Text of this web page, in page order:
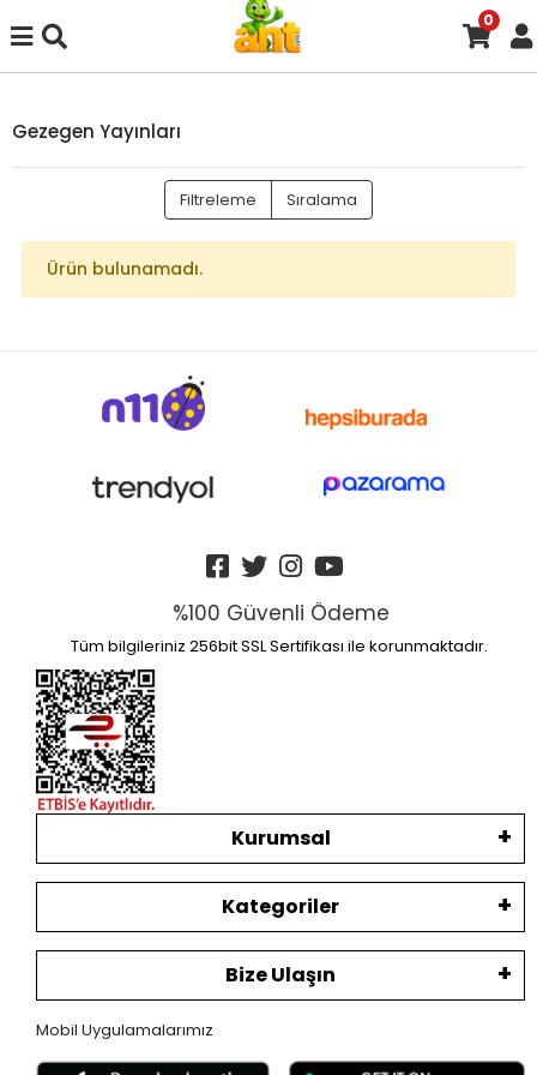
0
Gezegen Yayınları
Filtreleme Sıralama
Ürün bulunamadı.
%100 Güvenli Ödeme
Tüm bilgileriniz 256bit SSL Sertifikası ile korunmaktadır.
Kurumsal
Kategoriler
Bize Ulaşın
Mobil Uygulamalarımız